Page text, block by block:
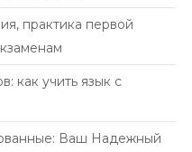
практика первой
как учить язык с
Ваш Надежный